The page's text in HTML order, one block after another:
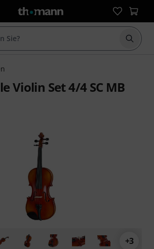
Suche
Violin Set 4/4 SC MB
von 5 Sternen aus 2 Kundenbewertungen
+3